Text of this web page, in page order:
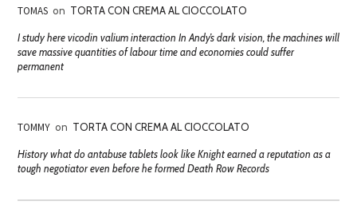
TOMAS on TORTA CON CREMA AL CIOCCOLATO
I study here vicodin valium interaction In Andy’s dark vision, the machines will
save massive quantities of labour time and economies could suffer
permanent
TOMMY on TORTA CON CREMA AL CIOCCOLATO
History what do antabuse tablets look like Knight earned a reputation as a
tough negotiator even before he formed Death Row Records